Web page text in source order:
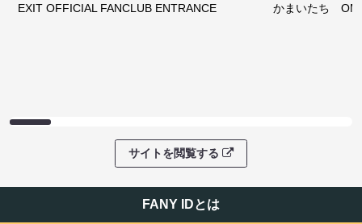
EXIT OFFICIAL FANCLUB ENTRANCE かまいたち
サイトを閲覧する
FANY IDとは